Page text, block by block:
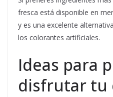
fresca está disponible en
y es una excelente
los colorantes artificiales.
Ideas para
disfrutar tu